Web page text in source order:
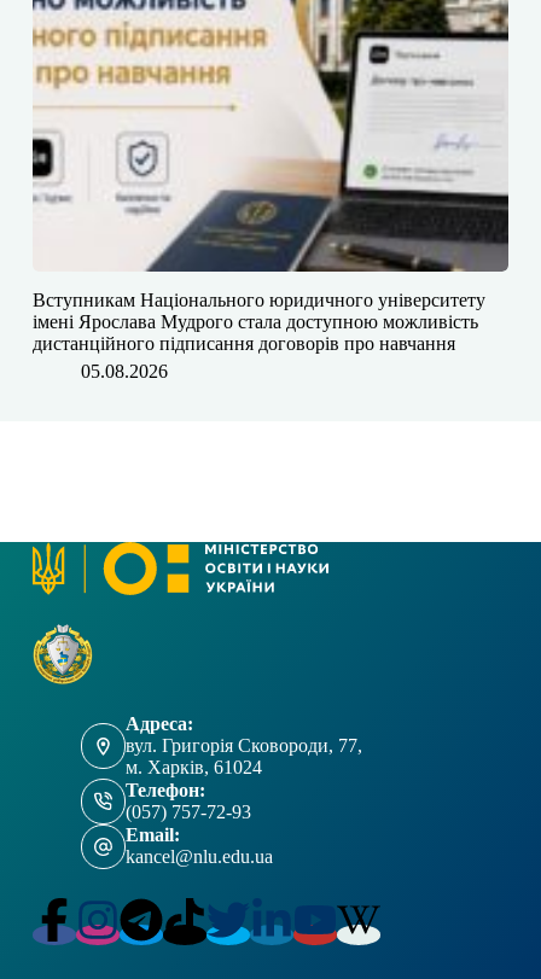
​​Вступникам Національного юридичного університету
імені Ярослава Мудрого⁠ стала доступною можливість
дистанційного підписання договорів про навчання
05.08.2026
Адреса:
вул. Григорія Сковороди, 77,
м. Харків, 61024
Телефон:
(057) 757-72-93
Email:
kancel@nlu.edu.ua